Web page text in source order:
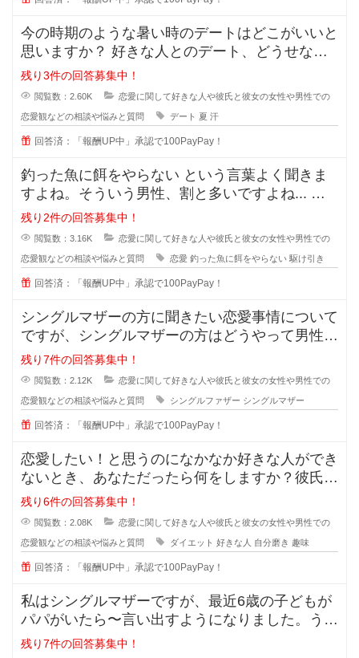
今の時期のような暑い時のデートはどこがいいと
思いますか？ 好きな人とのデート、どうせなら
街を散策したりデートスポッ
残り3件の回答募集中！
閲覧数：2.60K 恋愛に関して好きな人や彼氏と彼女の女性や男性での
恋愛観などの相談や悩みと質問 デート 夏 汗
回答済：「報酬UP中」承認で100PayPay！
釣った魚に餌をやらない という言葉よく聞きま
すよね。そういう男性、割と多いですよね... な
ぜ付き合った途端に覚めたよう
残り2件の回答募集中！
閲覧数：3.16K 恋愛に関して好きな人や彼氏と彼女の女性や男性での
恋愛観などの相談や悩みと質問 恋愛 釣った魚に餌をやらない 駆け引き
回答済：「報酬UP中」承認で100PayPay！
シングルマザーの方に聞きたい恋愛事情について
ですが、シングルマザーの方はどうやって男性と
会う時間を作っているのでしょうか
残り7件の回答募集中！
閲覧数：2.12K 恋愛に関して好きな人や彼氏と彼女の女性や男性での
恋愛観などの相談や悩みと質問 シングルファザー シングルマザー
回答済：「報酬UP中」承認で100PayPay！
恋愛したい！と思うのになかなか好きな人ができ
ないとき、あなただったら何をしますか？彼氏が
欲しい！彼女がほしい！と思ってい
残り6件の回答募集中！
閲覧数：2.08K 恋愛に関して好きな人や彼氏と彼女の女性や男性での
恋愛観などの相談や悩みと質問 ダイエット 好きな人 自分磨き 趣味
回答済：「報酬UP中」承認で100PayPay！
私はシングルマザーですが、最近6歳の子どもが
パパがいたら〜言い出すようになりました。うち
ではもう元旦那との関係も完全に切
残り7件の回答募集中！